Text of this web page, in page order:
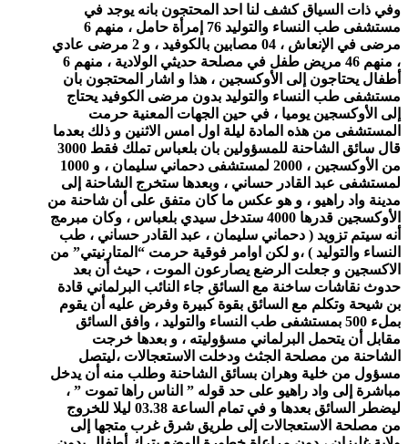
وفي ذات السياق كشف لنا احد المحتجون بانه يوجد في
مستشفى طب النساء والتوليد 76 إمرأة حامل ، منهم 6
مرضى في الإنعاش ، 04 مصابين بالكوفيد ، و 2 مرضى عادي
، منهم 46 مريض طفل في مصلحة حديثي الولادية ، منهم 6
أطفال يحتاجون إلى الأوكسجين ، هذا و اشار المحتجون بان
مستشفى طب النساء والتوليد بدون مرضى الكوفيد يحتاج
إلى الأوكسجين يوميا ، في حين الجهات المعنية حرمت
المستشفى من هذه المادة ليلة اول امس الاثنين و ذلك بعدما
قال سائق الشاحنة للمسؤولين بان بلعباس تملك فقط 3000
من الأوكسجين ، 2000 لمستشفى دحماني سليمان ، و 1000
لمستشفى عبد القادر حساني ، وبعدها ستخرج الشاحنة إلى
مدينة واد راهيو ، و هو عكس ما كان متفق على أن شاحنة من
الأوكسجين قدرها 4000 ستدخل سيدي بلعباس ، وكان مبرمج
أنه سيتم تزويد ( دحماني سليمان ، عبد القادر حساني ، طب
النساء والتوليد ) ،و لكن اوامر فوقية حرمت “المتارنيتي” من
الاكسجين و جعلت الرضع يصارعون الموت ، حيث أن بعد
حدوث نقاشات ساخنة مع السائق جاء النائب البرلماني قادة
بن شيحة وتكلم مع السائق بقوة كبيرة وفرض عليه أن يقوم
بملء 500 بمستشفى طب النساء والتوليد ، وافق السائق
مقابل أن يتحمل البرلماني مسؤوليته ، و بعدها خرجت
الشاحنة من مصلحة الجثث ودخلت الاستعجالات ،ليتصل
مسؤول من خلية وهران بسائق الشاحنة وطلب منه أن يدخل
مباشرة إلى واد راهيو على حد قوله ” الناس راها تموت ” ،
ليضطر السائق بعدها و في تمام الساعة 03.38 ليلا للخروج
من مصلحة الاستعجالات إلى طريق شرق غرب متجها إلى